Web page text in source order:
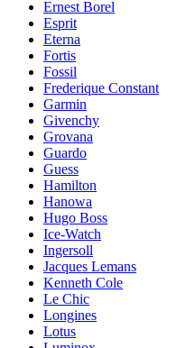
Ernest Borel
Esprit
Eterna
Fortis
Fossil
Frederique Constant
Garmin
Givenchy
Grovana
Guardo
Guess
Hamilton
Hanowa
Hugo Boss
Ice-Watch
Ingersoll
Jacques Lemans
Kenneth Cole
Le Chic
Longines
Lotus